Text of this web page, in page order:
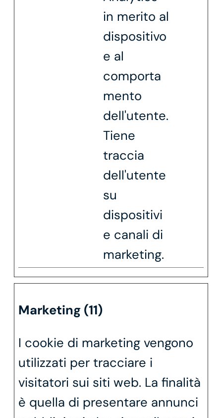
in merito al
dispositivo
e al
comporta
mento
dell'utente.
Tiene
traccia
dell'utente
su
dispositivi
e canali di
marketing.
Marketing (11)
I cookie di marketing vengono
utilizzati per tracciare i
visitatori sui siti web. La finalità
è quella di presentare annunci